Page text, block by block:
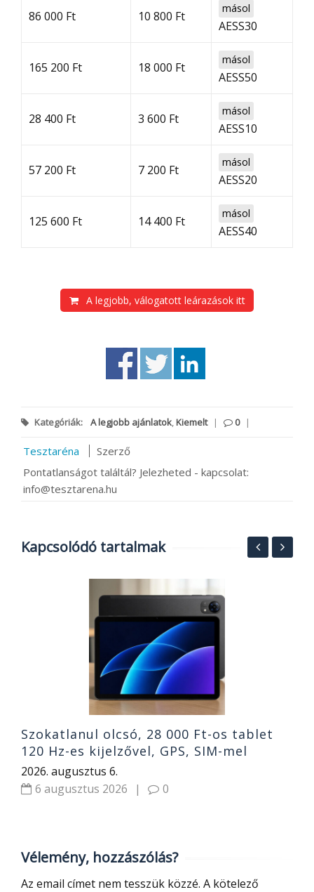
86 000 Ft 10 800 Ft
másol
AESS30
165 200 Ft 18 000 Ft
másol
AESS50
28 400 Ft 3 600 Ft
másol
AESS10
57 200 Ft 7 200 Ft
másol
AESS20
125 600 Ft 14 400 Ft
másol
AESS40
A legjobb, válogatott leárazások itt
Kategóriák: A legjobb ajánlatok,Kiemelt | 0 |
Tesztaréna
Szerző
Pontatlanságot találtál? Jelezheted - kapcsolat:
info@tesztarena.hu
Kapcsolódó tartalmak
Szokatlanul olcsó, 28 000 Ft-os tablet
120 Hz-es kijelzővel, GPS, SIM-mel
2026. augusztus 6.
6 augusztus 2026
| 0
Vélemény, hozzászólás?
Az email címet nem tesszük közzé. A kötelező